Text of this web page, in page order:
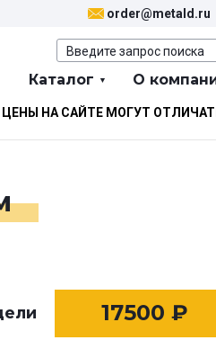
order@metald.ru
Каталог О
НА САЙТЕ МОГУТ
17500 ₽